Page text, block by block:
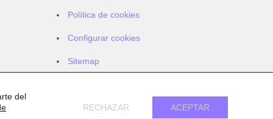
Política de cookies
Configurar cookies
Sitemap
del
ACEPTAR
RECHAZAR